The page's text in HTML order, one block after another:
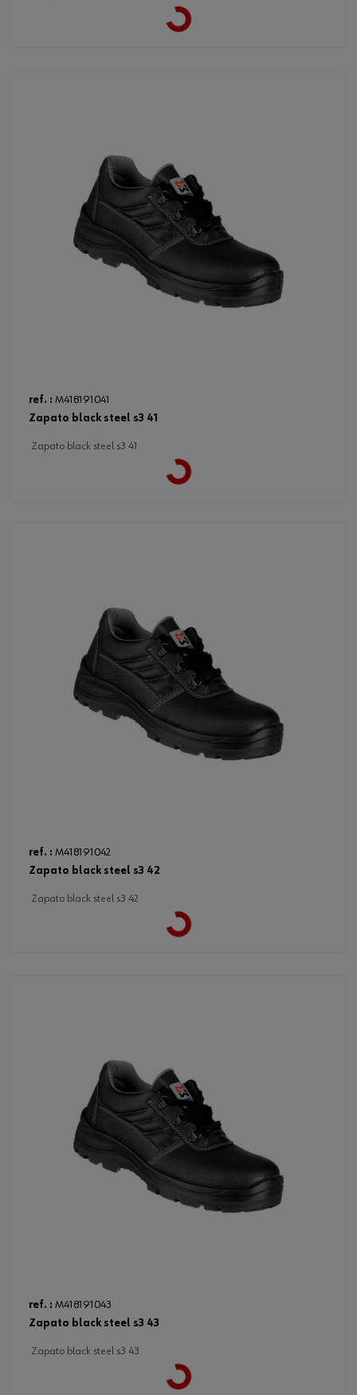
ref. : M418191041
zapato black steel s3 41
zapato black steel s3 41
ref. : M418191042
zapato black steel s3 42
zapato black steel s3 42
ref. : M418191043
zapato black steel s3 43
zapato black steel s3 43